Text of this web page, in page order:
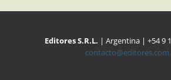
Editores S.R.L. | Argentina | +54 9